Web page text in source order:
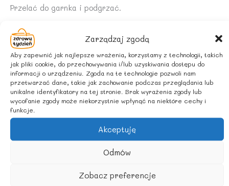
Zarządzaj zgodą
Aby zapewnić jak najlepsze wrażenia, korzystamy z technologii, takich
jak pliki cookie, do przechowywania i/lub uzyskiwania dostępu do
informacji o urządzeniu. Zgoda na te technologie pozwoli nam
przetwarzać dane, takie jak zachowanie podczas przeglądania lub
unikalne identyfikatory na tej stronie. Brak wyrażenia zgody lub
wycofanie zgody może niekorzystnie wpłynąć na niektóre cechy i
funkcje.
Akceptuję
Odmów
Zobacz preferencje
Przelać do garnka i podgrzać.
Dodać wcześniej obrane i ugotowane ziemniaki.
Wartość odżywcza na 100 g produktu:
Wartość energetyczna 361 kJ / 87 kcal
Tłuszcz 5,8 g
w tym kwasy tłuszczowe nasycone 2,1 g
w tym cukry < 0,5 g